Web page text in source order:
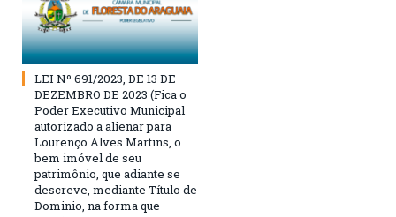
LEI Nº 691/2023, DE 13 DE
DEZEMBRO DE 2023 (Fica o
Poder Executivo Municipal
autorizado a alienar para
Lourenço Alves Martins, o
bem imóvel de seu
patrimônio, que adiante se
descreve, mediante Título de
Dominio, na forma que